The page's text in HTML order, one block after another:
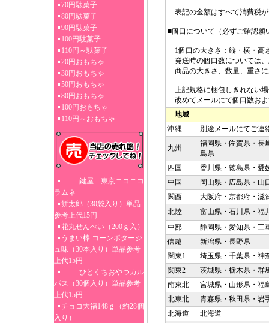
70円駄菓子
80円駄菓子
90円駄菓子
100円駄菓子
110円～駄菓子
20円おもちゃ
30円おもちゃ
50円おもちゃ
80円おもちゃ
100円おもちゃ
110円～おもちゃ
鍵屋 東京ニコニコ
ラムネ
餅太郎（30袋入り）単品
参考上代15円
花丸せんべい（200ｇ入）
うまい棒 コーンポタージ
ュ味（30本入り）単品参考
上代15円
ひとくちおやつカル
パス（30個入り）単品参考
上代15円
チョコ大福148ｇ（約28個
入り）
表記の金額はすべて消費税
■個口について（必ずご確認願
1個口の大きさ：縦・横・高
発送時の個口数については
商品の大きさ、数量、重さ
上記規格に梱包しきれない
改めてメールにて個口数お
地域
沖縄
別途メールにてご連
九州
福岡県・佐賀県・長
島県
四国
香川県・徳島県・愛
中国
岡山県・広島県・山
関西
大阪府・京都府・滋
北陸
富山県・石川県・福
中部
静岡県・愛知県・三
信越
新潟県・長野県
関東1
埼玉県・千葉県・神
関東2
茨城県・栃木県・群
南東北
宮城県・山形県・福
北東北
青森県・秋田県・岩
北海道
北海道